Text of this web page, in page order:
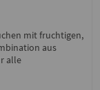
mit fruchtigen,
aus
alle